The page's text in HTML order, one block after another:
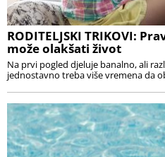
RODITELJSKI TRIKOVI:
može olakšati život
Na prvi pogled djeluje banalno, ali
jednostavno treba više vremena da